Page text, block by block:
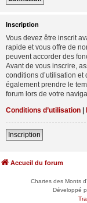
Inscription
Vous devez être inscrit
rapide et vous offre de
peuvent accorder des
Avant de vous inscrire,
conditions d’utilisation
également prendre le
forum lors de votre
Conditions d’utilisation |
Inscription
Accueil du forum
Chartes des Monts
Développé